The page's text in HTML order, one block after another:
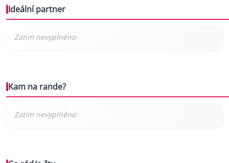
Ideální partner
Kam na rande?